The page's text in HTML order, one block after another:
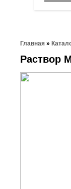
Главная »
Раствор